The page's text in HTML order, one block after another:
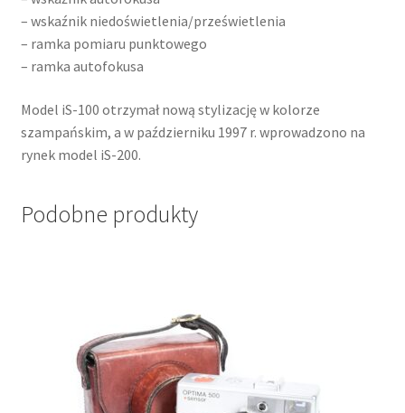
– wskaźnik niedoświetlenia/prześwietlenia
– ramka pomiaru punktowego
– ramka autofokusa
Model iS-100 otrzymał nową stylizację w kolorze
szampańskim, a w październiku 1997 r. wprowadzono na
rynek model iS-200.
Podobne produkty